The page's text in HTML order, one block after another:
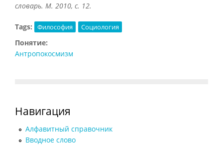
словарь. М. 2010, с. 12.
Tags: Философия Социология
Понятие:
Антропокосмизм
Навигация
Алфавитный справочник
Вводное слово